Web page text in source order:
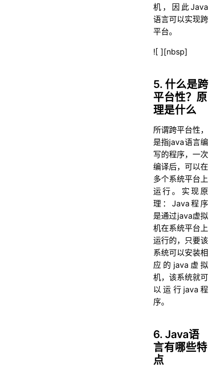
机，因此Java
语言可以实现跨
平台。
![ ][nbsp]
5. 什么是跨
平台性？原
理是什么
所谓跨平台性，
是指java语言编
写的程序，一次
编译后，可以在
多个系统平台上
运行。实现原
理：Java程序
是通过java虚拟
机在系统平台上
运行的，只要该
系统可以安装相
应的java虚拟
机，该系统就可
以运行java程
序。
6. Java语
言有哪些特
点